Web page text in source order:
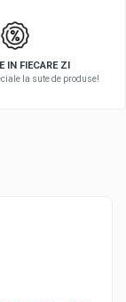
IN FIECARE ZI
la sute de produse!